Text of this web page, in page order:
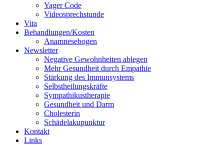
Yager Code
Videosprechstunde
Vita
Behandlungen/Kosten
Anamnesebogen
Newsletter
Negative Gewohnheiten ablegen
Mehr Gesundheit durch Empathie
Stärkung des Immunsystems
Selbstheilungskräfte
Sympathikustherapie
Gesundheit und Darm
Cholesterin
Schädelakupunktur
Kontakt
Links